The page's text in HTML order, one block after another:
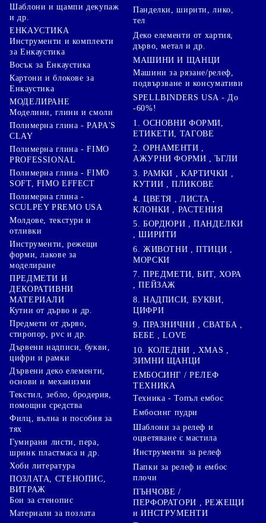
Шаблони и щампи декупаж
и др.
ЕНКАУСТИКА
Инструменти и комплекти
за Енкаустика
Восък за Енкаустика
Картони и блокове за
Енкаустика
МОДЕЛИРАНЕ
Моделини, глини и смоли
Полимерна глина - PAPA'S
CLAY
Полимерна глина - FIMO
PROFESSIONAL
Полимерна глина - FIMO
SOFT, FIMO EFFECT
Полимерна глина -
SCULPEY PREMO USA
Молдове, текстури и
отливки
Инструменти, режещи
форми, лакове за
моделиране
ПРЕДМЕТИ И
ДЕКОРАТИВНИ
МАТЕРИАЛИ
Кутии от дърво и др.
Предмети от дърво,
стиропор, pvc и др.
Дървени надписи, букви,
цифри и рамки
Дървени деко елементи,
основи и механизми
Текстил, зебло, бродерия,
помощни средства
Филц, вълна и пособия за
тях
Гумирани листи, пера,
шринк пластмаса и др.
Хоби литература
ПОЗЛАТА, СТЕНОПИС,
ВИТРАЖ
Бои за стенопис
Материали за позлата
Панделки, ширити, лико,
тел
Деко елементи от хартия,
дърво, метал и др.
МАШИНИ И ЩАНЦИ
Машини за рязане/релеф,
подвързване и консумативи
SPELLBINDERS USA - До
-60%!
1. ОСНОВНИ ФОРМИ,
ЕТИКЕТИ, ТАГОВЕ
2. ОРНАМЕНТИ ,
АЖУРНИ ФОРМИ , ЪГЛИ
3. РАМКИ , КАРТИЧКИ ,
КУТИИ , ПЛИКОВЕ
4. ЦВЕТЯ , ЛИСТА ,
КЛОНКИ , РАСТЕНИЯ
5. БОРДЮРИ , ПАНДЕЛКИ
, ШИРИТИ
6. ЖИВОТНИ , ПТИЦИ ,
МОРСКИ
7. ПРЕДМЕТИ, БИТ, ХОРА
, ПЕЙЗАЖ
8. НАДПИСИ, БУКВИ,
ЦИФРИ
9. ПРАЗНИЧНИ , СВАТБА ,
БЕБЕ , LOVE
10. КОЛЕДНИ , XMAS ,
ЗИМНИ ЩАНЦИ
ЕМБОСИНГ / РЕЛЕФ
ТЕХНИКА
Техника - Топъл ембос
Ембосинг пудри
Шаблони за релеф и
оцветяване с мастила
Инструменти за релеф
Папки за релеф и ембос
плочи
ПЪНЧОВЕ /
ПЕРФОРАТОРИ , РЕЖЕЩИ
и ИНСТРУМЕНТИ